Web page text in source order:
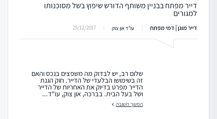
דייר מפתח בבניין משותף הדורש שיפוץ בשל מסוכנותו
למגורים
דייר מוגן | דמי מפתח עו"ד און צוק 25/12/2017
שלום רב, יש לבדוק מה משפצים בנכס והאם
זה בשימושו הבלעדי של הדייר. חוק הגנת
הדייר מפרט בדיוק את האחריות של הדייר
ושל בעל הבית. בברכה, און צוק, עו"ד...
המשך תשובה